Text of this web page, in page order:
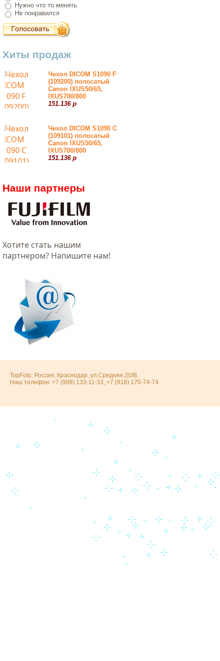
Нужно что то менять
Не понравился
Хиты продаж
Чехол DICOM S1090 F
(109200) полосатый
Canon IXUS50/65,
IXUS700/800
151.136 р
Чехол DICOM S1090 С
(109101) полосатый
Canon IXUS50/65,
IXUS700/800
151.136 р
Наши партнеры
Хотитe стать нашим
партнером? Напишите нам!
TopFoto: Россия, Краснодар, ул.Средняя,20/В.
Наш телефон: +7 (988) 133-11-33, +7 (918) 170-74-74